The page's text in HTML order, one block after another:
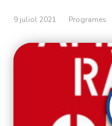
9 juliol 2021 Programes